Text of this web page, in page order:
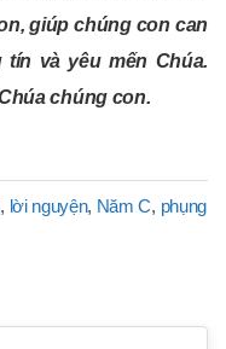
giúp chúng con can
và yêu mến Chúa.
chúng con.
, lời nguyện, Năm C, phụng